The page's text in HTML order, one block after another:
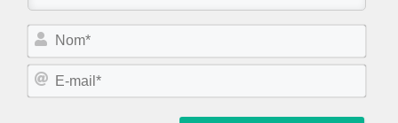
N
m
E